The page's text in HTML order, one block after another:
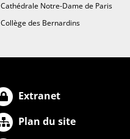
Cathédrale Notre-Dame de Paris
Collège des Bernardins
Extranet
Plan du site